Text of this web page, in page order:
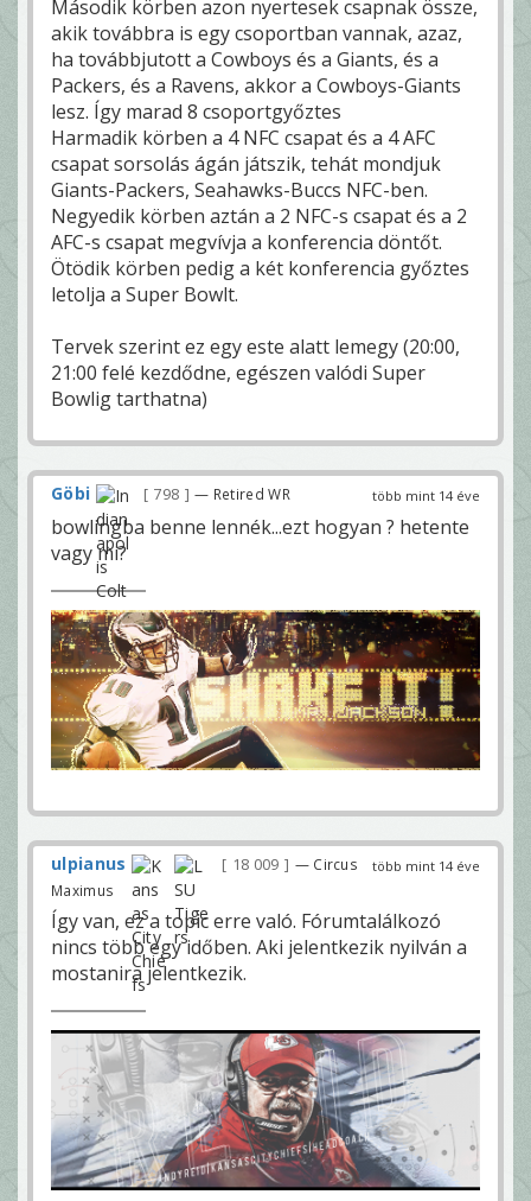
Második körben azon nyertesek csapnak össze,
akik továbbra is egy csoportban vannak, azaz,
ha továbbjutott a Cowboys és a Giants, és a
Packers, és a Ravens, akkor a Cowboys-Giants
lesz. Így marad 8 csoportgyőztes
Harmadik körben a 4 NFC csapat és a 4 AFC
csapat sorsolás ágán játszik, tehát mondjuk
Giants-Packers, Seahawks-Buccs NFC-ben.
Negyedik körben aztán a 2 NFC-s csapat és a 2
AFC-s csapat megvívja a konferencia döntőt.
Ötödik körben pedig a két konferencia győztes
letolja a Super Bowlt.
Tervek szerint ez egy este alatt lemegy (20:00,
21:00 felé kezdődne, egészen valódi Super
Bowlig tarthatna)
több mint 14 éve
Göbi 798 — Retired WR
bowlingba benne lennék...ezt hogyan ? hetente
vagy mi?
több mint 14 éve
ulpianus 18 009
— Circus
Maximus
Így van, ez a topic erre való. Fórumtalálkozó
nincs több egy időben. Aki jelentkezik nyilván a
mostanira jelentkezik.